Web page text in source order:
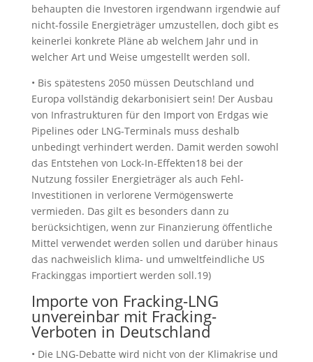
behaupten die Investoren irgendwann irgendwie auf
nicht-fossile Energieträger umzustellen, doch gibt es
keinerlei konkrete Pläne ab welchem Jahr und in
welcher Art und Weise umgestellt werden soll.
• Bis spätestens 2050 müssen Deutschland und
Europa vollständig dekarbonisiert sein! Der Ausbau
von Infrastrukturen für den Import von Erdgas wie
Pipelines oder LNG-Terminals muss deshalb
unbedingt verhindert werden. Damit werden sowohl
das Entstehen von Lock-In-Effekten18 bei der
Nutzung fossiler Energieträger als auch Fehl-
Investitionen in verlorene Vermögenswerte
vermieden. Das gilt es besonders dann zu
berücksichtigen, wenn zur Finanzierung öffentliche
Mittel verwendet werden sollen und darüber hinaus
das nachweislich klima- und umweltfeindliche US
Frackinggas importiert werden soll.19)
Importe von Fracking-LNG
unvereinbar mit Fracking-
Verboten in Deutschland
• Die LNG-Debatte wird nicht von der Klimakrise und